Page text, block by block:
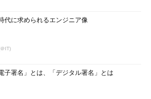
代に求められるエンジニア像
IT)
電子署名」とは、「デジタル署名」とは